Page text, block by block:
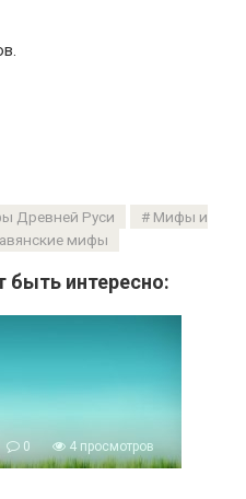
Древней Руси
Мифы и
мифы
интересно:
0 4 просмотров